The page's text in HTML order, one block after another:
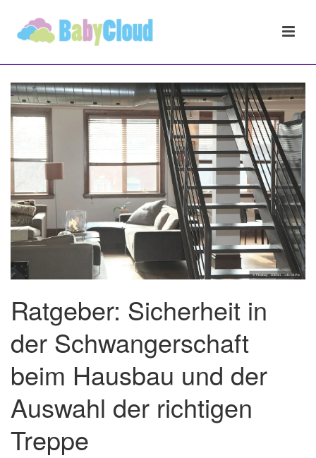
Ratgeber: Sicherheit in
der Schwangerschaft
beim Hausbau und der
Auswahl der richtigen
Treppe